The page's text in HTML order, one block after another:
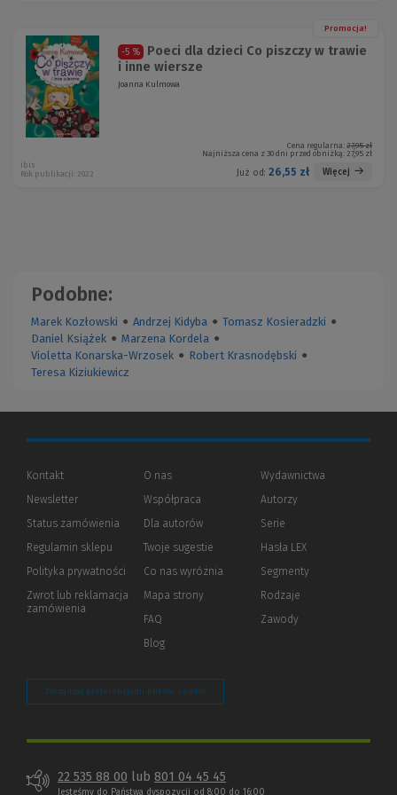
Promocja!
-5 %
Poeci dla dzieci Co piszczy w trawie
i inne wiersze
Joanna Kulmowa
Cena regularna: 27,95 zł
Najniższa cena z 30 dni przed obniżką: 27,95 zł
Już od: 26,55 zł Więcej
ibis
Rok publikacji: 2022
Podobne:
Marek Kozłowski ● Andrzej Kidyba ● Tomasz Kosieradzki ●
Daniel Książek ● Marzena Kordela ●
Violetta Konarska-Wrzosek ● Robert Krasnodębski ●
Teresa Kiziukiewicz
Kontakt
Newsletter
Status zamówienia
Regulamin sklepu
Polityka prywatności (Nowe
(Link
innej
Zwrot lub reklamacja
zamówienia
O nas
Współpraca
Dla autorów(Nowe
(Link
innej
strony)
Twoje sugestie
Co nas wyróżnia
Mapa strony
FAQ
Blog
Wydawnictwa
Autorzy
Serie
Hasła LEX
Segmenty
Rodzaje
Zawody
Zarządzaj preferencjami plików cookie
22 535 88 00 lub 801 04 45 45
Jesteśmy do Państwa dyspozycji od 8:00 do 16:00